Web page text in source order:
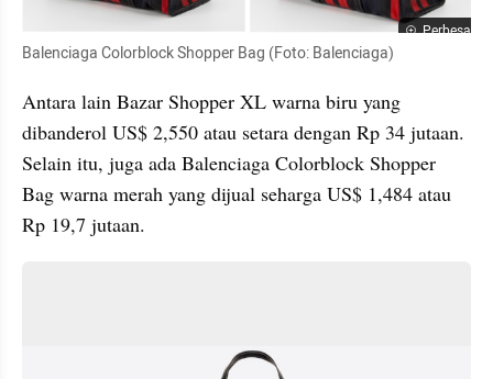
Perbesar
Balenciaga Colorblock Shopper Bag (Foto: Balenciaga)
Antara lain Bazar Shopper XL warna biru yang
dibanderol US$ 2,550 atau setara dengan Rp 34 jutaan.
Selain itu, juga ada Balenciaga Colorblock Shopper
Bag warna merah yang dijual seharga US$ 1,484 atau
Rp 19,7 jutaan.